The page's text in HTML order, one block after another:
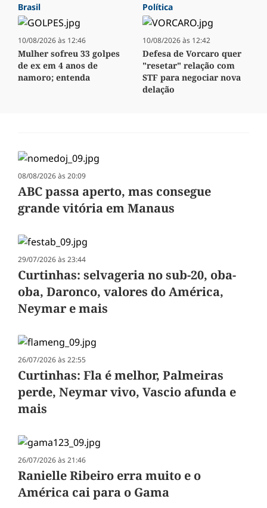
Brasil
10/08/2026 às 12:46
Mulher sofreu 33 golpes
de ex em 4 anos de
namoro; entenda
Política
10/08/2026 às 12:42
Defesa de Vorcaro quer
"resetar" relação com
STF para negociar nova
delação
08/08/2026 às 20:09
ABC passa aperto, mas consegue
grande vitória em Manaus
29/07/2026 às 23:44
Curtinhas: selvageria no sub-20, oba-
oba, Daronco, valores do América,
Neymar e mais
26/07/2026 às 22:55
Curtinhas: Fla é melhor, Palmeiras
perde, Neymar vivo, Vascio afunda e
mais
26/07/2026 às 21:46
Ranielle Ribeiro erra muito e o
América cai para o Gama